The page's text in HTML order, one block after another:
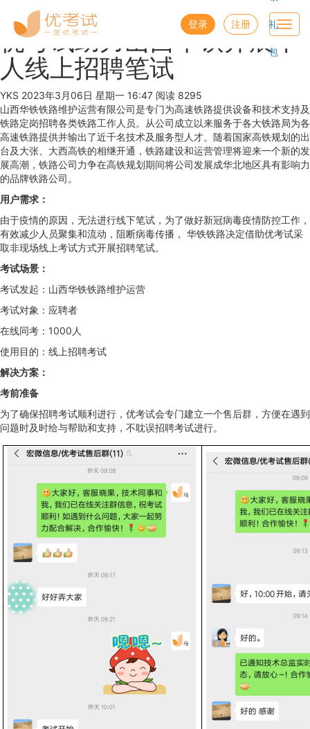
登录 注册 礼
包
优考试助力山西华铁开展千
人线上招聘笔试
YKS 2023年3月06日 星期一 16:47 阅读 8295
山西华铁铁路维护运营有限公司是专门为高速铁路提供设备和技术支持及
铁路定岗招聘各类铁路工作人员。从公司成立以来服务于各大铁路局为各
高速铁路提供并输出了近千名技术及服务型人才。随着国家高铁规划的出
台及大张、大西高铁的相继开通，铁路建设和运营管理将迎来一个新的发
展高潮，铁路公司力争在高铁规划期间将公司发展成华北地区具有影响力
的品牌铁路公司。
用户需求：
由于疫情的原因，无法进行线下笔试，为了做好新冠病毒疫情防控工作，
有效减少人员聚集和流动，阻断病毒传播， 华铁铁路决定借助优考试采
取非现场线上考试方式开展招聘笔试。
考试场景：
考试发起：山西华铁铁路维护运营
考试对象：应聘者
在线同考：1000人
使用目的：线上招聘考试
解决方案：
考前准备
为了确保招聘考试顺利进行，优考试会专门建立一个售后群，方便在遇到
问题时及时给与帮助和支持，不耽误招聘考试进行。